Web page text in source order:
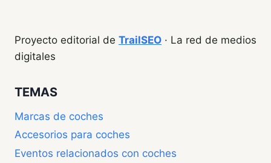
Proyecto editorial de TrailSEO · La red de medios
digitales
TEMAS
Marcas de coches
Accesorios para coches
Eventos relacionados con coches